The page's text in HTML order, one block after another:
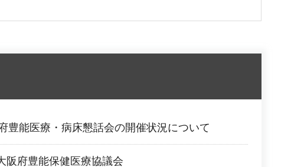
豊能医療・病床懇話会の開催状況について
阪府豊能保健医療協議会